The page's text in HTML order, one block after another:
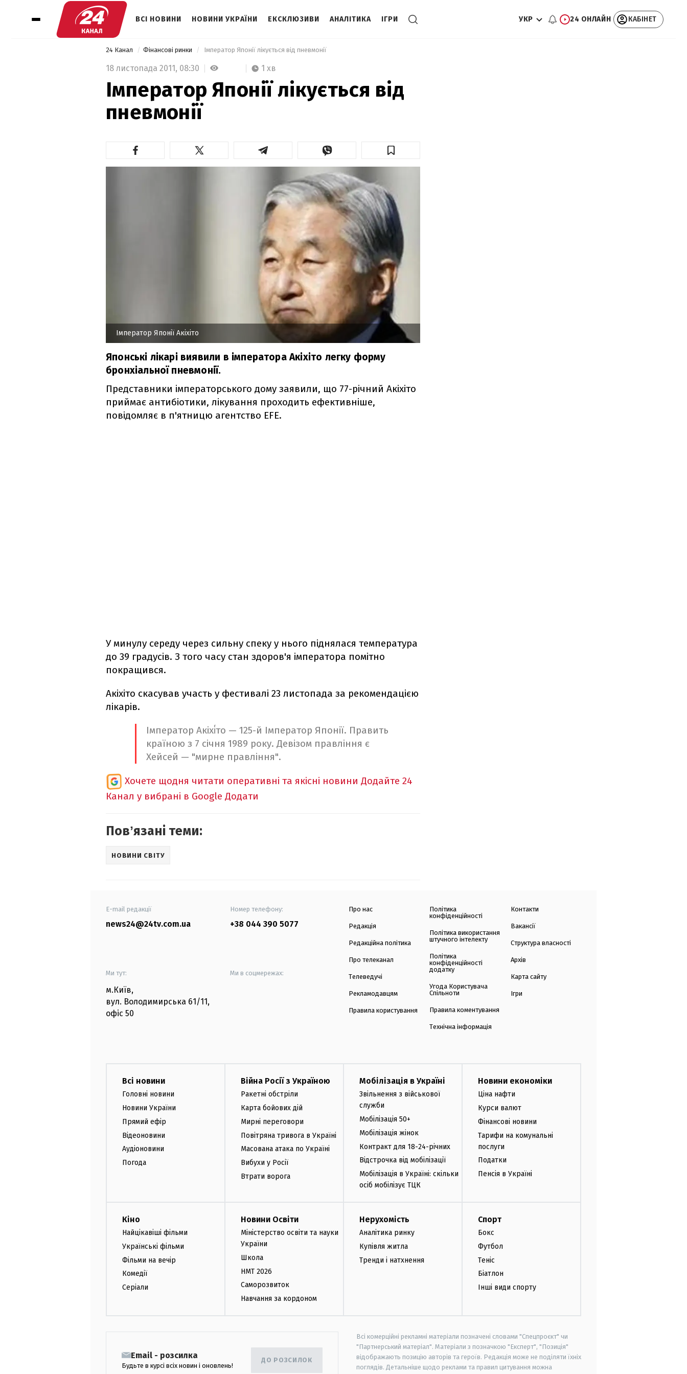
ВСІ НОВИНИ НОВИНИ УКРАЇНИ ЕКСКЛЮЗИВИ АНАЛІТИКА ІГРИ УКР 24 ОНЛАЙН КАБІНЕТ
24 Канал Фінансові ринки Імператор Японії лікується від пневмонії
18 листопада 2011, 08:30 1 хв
Імператор Японії лікується від
пневмонії
Імператор Японії Акіхіто
Японські лікарі виявили в імператора Акіхіто легку форму
бронхіальної пневмонії.
Представники імператорського дому заявили, що 77-річний Акіхіто
приймає антибіотики, лікування проходить ефективніше,
повідомляє в п'ятницю агентство ЕFЕ.
У минулу середу через сильну спеку у нього піднялася температура
до 39 градусів. З того часу стан здоров'я імператора помітно
покращився.
Акіхіто скасував участь у фестивалі 23 листопада за рекомендацією
лікарів.
Імператор Акіхі́то — 125-й Імператор Японії. Править
країною з 7 січня 1989 року. Девізом правління є
Хейсей — "мирне правління".
Хочете щодня читати оперативні та якісні новини Додайте 24
Канал у вибрані в Google Додати
Повʼязані теми:
НОВИНИ СВІТУ
E-mail редакції
news24@24tv.com.ua
Номер телефону:
+38 044 390 5077
Ми тут:
м.Київ,
вул. Володимирська 61/11,
офіс 50
Ми в соцмережах:
Про нас
Редакція
Редакційна політика
Про телеканал
Телеведучі
Рекламодавцям
Правила користування
Політика
конфіденційності
Політика використання
штучного інтелекту
Політика
конфіденційності
додатку
Угода Користувача
Спільноти
Правила коментування
Технічна інформація
Контакти
Вакансії
Структура власності
Архів
Карта сайту
Ігри
Всі новини
Головні новини
Новини України
Прямий ефір
Відеоновини
Аудіоновини
Погода
Війна Росії з Україною
Ракетні обстріли
Карта бойових дій
Мирні переговори
Повітряна тривога в Україні
Масована атака по Україні
Вибухи у Росії
Втрати ворога
Мобілізація в Україні
Звільнення з військової
служби
Мобілізація 50+
Мобілізація жінок
Контракт для 18-24-річних
Відстрочка від мобілізації
Мобілізація в Україні: скільки
осіб мобілізує ТЦК
Новини економіки
Ціна нафти
Курси валют
Фінансові новини
Тарифи на комунальні
послуги
Податки
Пенсія в Україні
Кіно
Найцікавіші фільми
Українські фільми
Фільми на вечір
Комедії
Серіали
Новини Освіти
Міністерство освіти та науки
України
Школа
НМТ 2026
Саморозвиток
Навчання за кордоном
Нерухомість
Аналітика ринку
Купівля житла
Тренди і натхнення
Спорт
Бокс
Футбол
Теніс
Біатлон
Інші види спорту
Email - розсилка
Будьте в курсі всіх новин і оновлень!
ДО РОЗСИЛОК
Всі комерційні рекламні матеріали позначені словами "Спецпроєкт" чи
"Партнерський матеріал". Матеріали з позначкою "Експерт", "Позиція"
відображають позицію авторів та героїв. Редакція може не поділяти їхніх
поглядів. Детальніше щодо реклами та правил цитування можна